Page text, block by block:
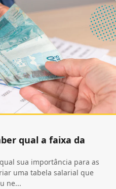
qual a faixa da
sua importância para as
uma tabela salarial que
ne...